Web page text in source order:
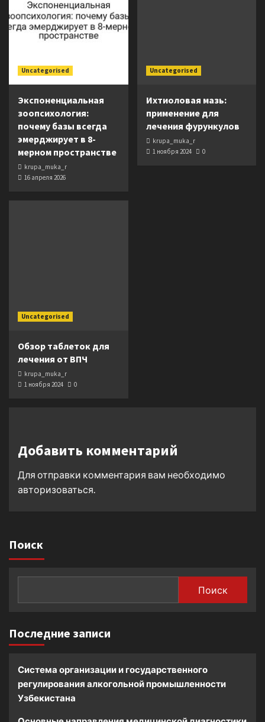
Uncategorised
Экспоненциальная
зоопсихология:
почему базы всегда
эмерджирует в 8-
мерном пространстве
krupa_muka_r
16 апреля 2026
Uncategorised
Ихтиоловая мазь:
применение для
лечения фурункулов
krupa_muka_r
1 ноября 2024
0
Uncategorised
Обзор таблеток для
лечения от ВПЧ
krupa_muka_r
1 ноября 2024
0
Добавить комментарий
Для отправки комментария вам необходимо
авторизоваться.
Поиск
Поиск
Последние записи
Система организации и государственного
регулирования алкогольной промышленности
Узбекистана